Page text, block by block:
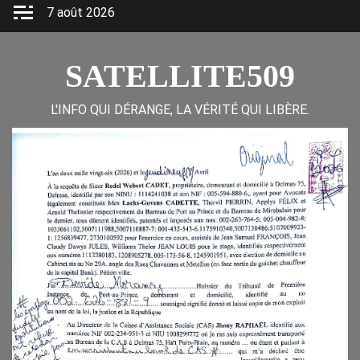
Skip
7 août 2026
SATELLITE509
L'INFO QUI DÉRANGE, LA VÉRITÉ QUI LIBÈRE.